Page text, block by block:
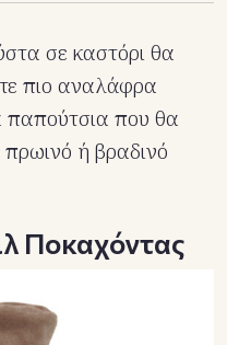
σε καστόρι θα
πιο αναλάφρα
παπούτσια που θα
ή βραδινό
Ποκαχόντας